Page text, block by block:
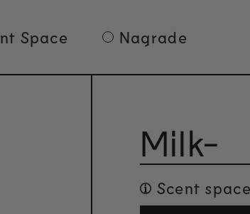
Space Nagrade
Milk-
Scent